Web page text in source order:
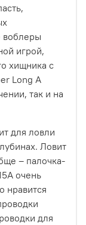
воблеры
игрой,
хищника с
Long A
так и на
для ловли
Ловит
– палочка-
очень
нравится
для